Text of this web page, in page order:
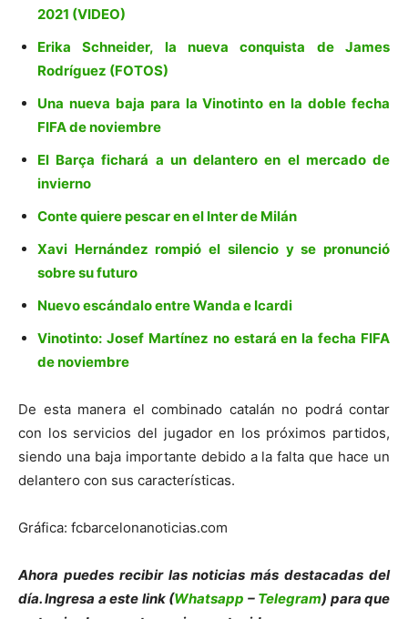
2021 (VIDEO)
Erika Schneider, la nueva conquista de James
Rodríguez (FOTOS)
Una nueva baja para la Vinotinto en la doble fecha
FIFA de noviembre
El Barça fichará a un delantero en el mercado de
invierno
Conte quiere pescar en el Inter de Milán
Xavi Hernández rompió el silencio y se pronunció
sobre su futuro
Nuevo escándalo entre Wanda e Icardi
Vinotinto: Josef Martínez no estará en la fecha FIFA
de noviembre
De esta manera el combinado catalán no podrá contar
con los servicios del jugador en los próximos partidos,
siendo una baja importante debido a la falta que hace un
delantero con sus características.
Gráfica: fcbarcelonanoticias.com
Ahora puedes recibir las noticias más destacadas del
día. Ingresa a este link (Whatsapp – Telegram) para que